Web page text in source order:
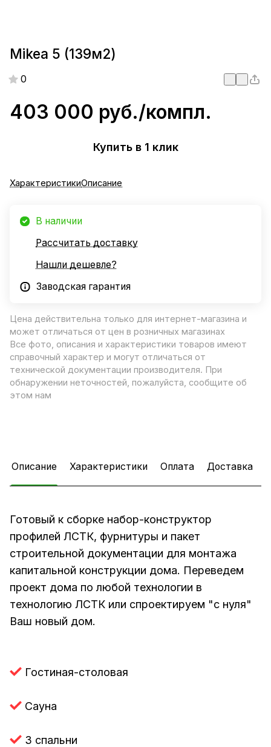
Mikea 5 (139м2)
0
403 000 руб./компл.
Купить в 1 клик
ХарактеристикиОписание
В наличии
Рассчитать доставку
Нашли дешевле?
Заводская гарантия
Цена действительна только для интернет-магазина и
может отличаться от цен в розничных магазинах
Все фото, описания и характеристики товаров имеют
справочный характер и могут отличаться от
технической документации производителя. При
обнаружении неточностей, пожалуйста, сообщите об
этом нам
Описание Характеристики Оплата Доставка
Готовый к сборке набор-конструктор
профилей ЛСТК, фурнитуры и пакет
строительной документации для монтажа
капитальной конструкции дома. Переведем
проект дома по любой технологии в
технологию ЛСТК или спроектируем "с нуля"
Ваш новый дом.
Гостиная-столовая
Сауна
3 спальни